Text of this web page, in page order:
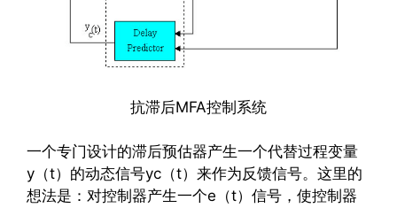
抗滞后MFA控制系统
一个专门设计的滞后预估器产生一个代替过程变量
y（t）的动态信号yc（t）来作为反馈信号。这里的
想法是：对控制器产生一个e（t）信号，使控制器